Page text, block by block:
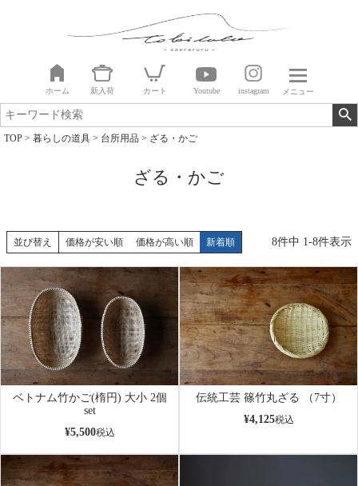
ホーム 新入荷 カート Youtube instagram メニュー
TOP 暮らしの道具 台所用品 ざる・かご
ざる・かご
並び替え 価格が安い順 価格が高い順 新着順 8件中 1-8件表示
ベトナム竹かご(楕円) 大小 2個
set
¥5,500税込
伝統工芸 篠竹丸ざる （7寸）
¥4,125税込